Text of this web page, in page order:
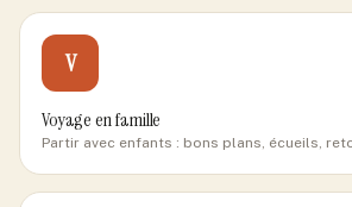
V
Voyage en famille
Partir avec enfants : bons plans, écueils,